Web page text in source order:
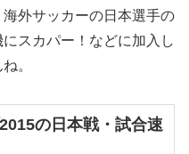
外サッカーの日本選手の
スカパー！などに加入し
。
の日本戦・試合速